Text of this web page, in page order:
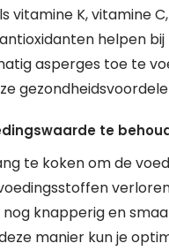
vitamine K, vitamine
helpen
asperges toe te
te
te koken om de
knapperig en
manier kun je